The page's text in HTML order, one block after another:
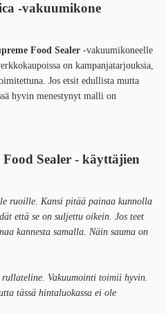
-vakuumikone
Food Sealer -vakuumikoneelle
on kampanjatarjouksia,
Jos etsit edullista mutta
hyvin menestynyt malli on
Sealer - käyttäjien
ruoille. Kansi pitää painaa kunnolla
että se on suljettu oikein. Jos teet
kannesta samalla. Näin sauma on
Vakuumointi toimii hyvin.
tässä hintaluokassa ei ole